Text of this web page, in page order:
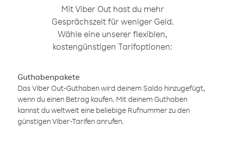
Mit Viber Out hast du mehr
Gesprächszeit für weniger Geld.
Wähle eine unserer flexiblen,
kostengünstigen Tarifoptionen:
Guthabenpakete
Das Viber Out-Guthaben wird deinem Saldo hinzugefügt,
wenn du einen Betrag kaufen. Mit deinem Guthaben
kannst du weltweit eine beliebige Rufnummer zu den
günstigen Viber-Tarifen anrufen.